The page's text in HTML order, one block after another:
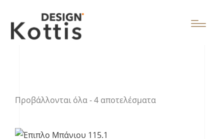
Προβάλλονται όλα - 4 αποτελέσματα